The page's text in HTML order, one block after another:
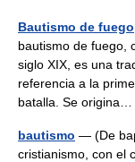
Bautismo de fuego
bautismo de fuego,
siglo XIX, es una
referencia a la
batalla. Se
bautismo — (De
cristianismo, con el